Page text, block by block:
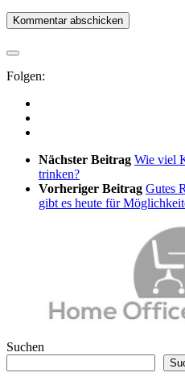
Folgen:
Nächster Beitrag Wie viel
trinken?
Vorheriger Beitrag Gutes
gibt es heute für
Suchen